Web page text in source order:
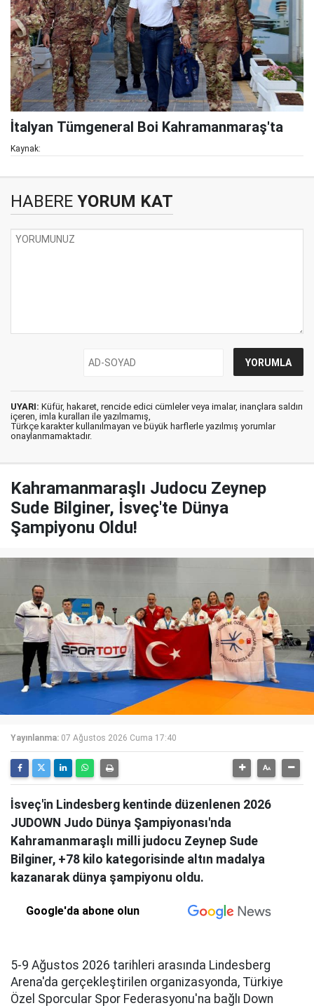
İtalyan Tümgeneral Boi Kahramanmaraş'ta
Kaynak:
HABERE YORUM KAT
UYARI: Küfür, hakaret, rencide edici cümleler veya imalar, inançlara saldırı
içeren, imla kuralları ile yazılmamış,
Türkçe karakter kullanılmayan ve büyük harflerle yazılmış yorumlar
onaylanmamaktadır.
Kahramanmaraşlı Judocu Zeynep
Sude Bilginer, İsveç'te Dünya
Şampiyonu Oldu!
Yayınlanma: 07 Ağustos 2026 Cuma 17:40
İsveç'in Lindesberg kentinde düzenlenen 2026
JUDOWN Judo Dünya Şampiyonası'nda
Kahramanmaraşlı milli judocu Zeynep Sude
Bilginer, +78 kilo kategorisinde altın madalya
kazanarak dünya şampiyonu oldu.
Google'da abone olun
5-9 Ağustos 2026 tarihleri arasında Lindesberg
Arena'da gerçekleştirilen organizasyonda, Türkiye
Özel Sporcular Spor Federasyonu'na bağlı Down